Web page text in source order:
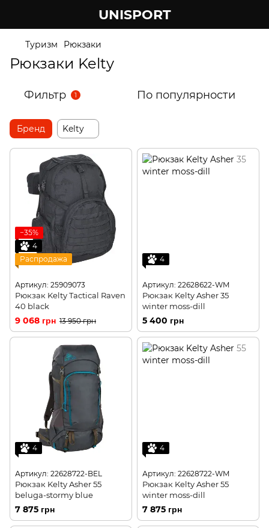
UNISPORT
Туризм Рюкзаки
Рюкзаки Kelty
Фильтр 1 По популярности
Бренд Kelty
−35%
4
Распродажа
Артикул: 25909073
Рюкзак Kelty Tactical Raven
40 black
9 068 грн 13 950 грн
4
Артикул: 22628622-WM
Рюкзак Kelty Asher 35
winter moss-dill
5 400 грн
4
Артикул: 22628722-BEL
Рюкзак Kelty Asher 55
beluga-stormy blue
7 875 грн
4
Артикул: 22628722-WM
Рюкзак Kelty Asher 55
winter moss-dill
7 875 грн